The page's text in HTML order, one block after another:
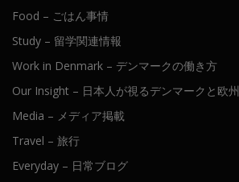
Food – ごはん事情
Study – 留学関連情報
Work in Denmark – デンマークの働き方
Our Insight – 日本人が視るデンマークと欧州
Media – メディア掲載
Travel – 旅行
Everyday – 日常ブログ